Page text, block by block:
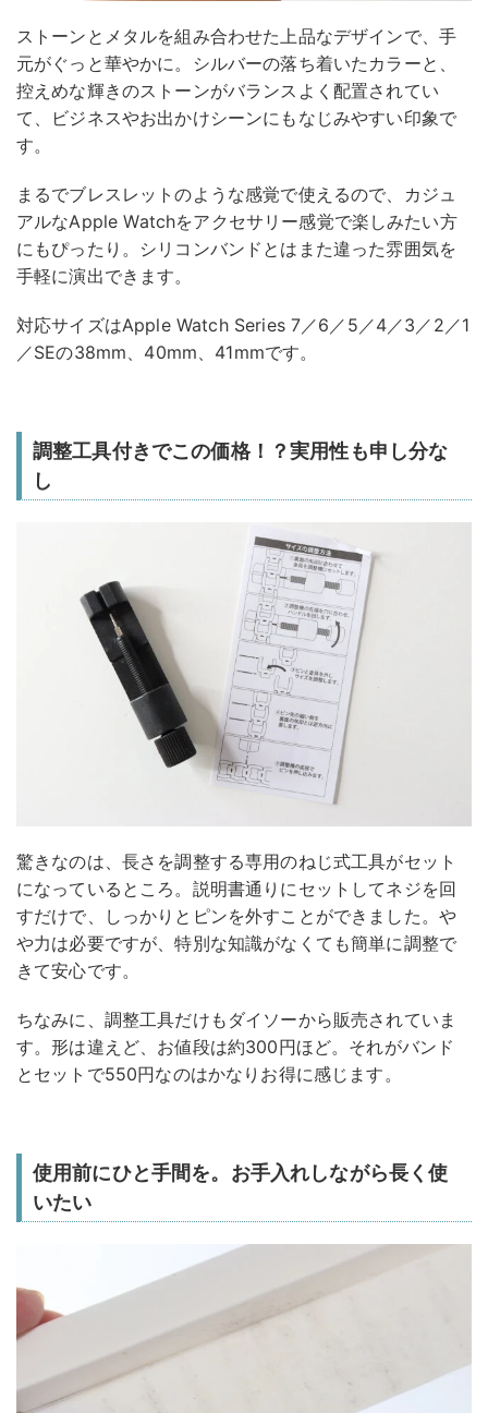
ストーンとメタルを組み合わせた上品なデザインで、手
元がぐっと華やかに。シルバーの落ち着いたカラーと、
控えめな輝きのストーンがバランスよく配置されてい
て、ビジネスやお出かけシーンにもなじみやすい印象で
す。
まるでブレスレットのような感覚で使えるので、カジュ
アルなApple Watchをアクセサリー感覚で楽しみたい方
にもぴったり。シリコンバンドとはまた違った雰囲気を
手軽に演出できます。
対応サイズはApple Watch Series 7／6／5／4／3／2／1
／SEの38mm、40mm、41mmです。
調整工具付きでこの価格！？実用性も申し分な
し
驚きなのは、長さを調整する専用のねじ式工具がセット
になっているところ。説明書通りにセットしてネジを回
すだけで、しっかりとピンを外すことができました。や
や力は必要ですが、特別な知識がなくても簡単に調整で
きて安心です。
ちなみに、調整工具だけもダイソーから販売されていま
す。形は違えど、お値段は約300円ほど。それがバンド
とセットで550円なのはかなりお得に感じます。
使用前にひと手間を。お手入れしながら長く使
いたい